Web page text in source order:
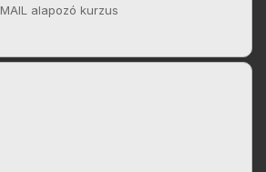
alapozó kurzus